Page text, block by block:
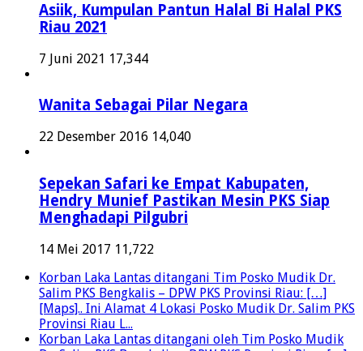
Asiik, Kumpulan Pantun Halal Bi Halal PKS
Riau 2021
7 Juni 2021 17,344
Wanita Sebagai Pilar Negara
22 Desember 2016 14,040
Sepekan Safari ke Empat Kabupaten,
Hendry Munief Pastikan Mesin PKS Siap
Menghadapi Pilgubri
14 Mei 2017 11,722
Korban Laka Lantas ditangani Tim Posko Mudik Dr.
Salim PKS Bengkalis – DPW PKS Provinsi Riau: […]
[Maps].. Ini Alamat 4 Lokasi Posko Mudik Dr. Salim PKS
Provinsi Riau L...
Korban Laka Lantas ditangani oleh Tim Posko Mudik